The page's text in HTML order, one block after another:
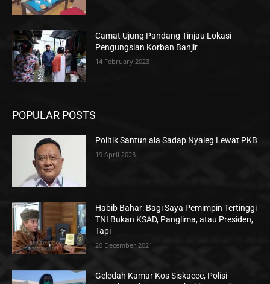
Camat Ujung Pandang Tinjau Lokasi
Pengungsian Korban Banjir
14 February 2023
POPULAR POSTS
Politik Santun ala Sadap Nyaleg Lewat PKB
19 April 2023
Habib Bahar: Bagi Saya Pemimpin Tertinggi
TNI Bukan KSAD, Panglima, atau Presiden,
Tapi
20 December 2021
Geledah Kamar Kos Siskaeee, Polisi